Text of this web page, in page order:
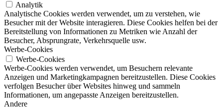
Analytik
Analytische Cookies werden verwendet, um zu verstehen, wie
Besucher mit der Website interagieren. Diese Cookies helfen bei der
Bereitstellung von Informationen zu Metriken wie Anzahl der
Besucher, Absprungrate, Verkehrsquelle usw.
Werbe-Cookies
Werbe-Cookies
Werbe-Cookies werden verwendet, um Besuchern relevante
Anzeigen und Marketingkampagnen bereitzustellen. Diese Cookies
verfolgen Besucher über Websites hinweg und sammeln
Informationen, um angepasste Anzeigen bereitzustellen.
Andere